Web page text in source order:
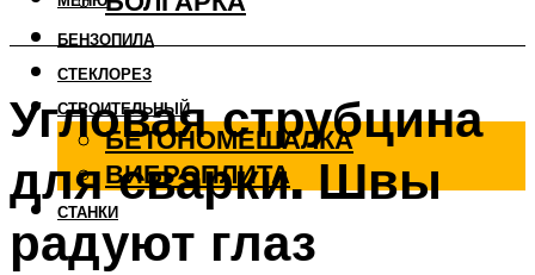
БЕНЗОПИЛА
СТЕКЛОРЕЗ
СТРОИТЕЛЬНЫЙ
БЕТОНОМЕШАЛКА
ВИБРОПЛИТА
СТАНКИ
Угловая струбцина
для сварки. Швы
радуют глаз